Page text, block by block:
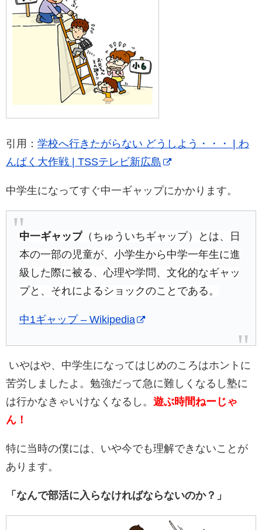
引用： 学校へ行きたがらない どうしよう・・・ | わ
んぱく大作戦 | TSSテレビ新広島
中学生になってすぐ中一ギャップにかかります。
中一ギャップ（ちゅういちギャップ）とは、日
本の一部の児童が、小学生から中学一年生に進
級した際に被る、心理や学問、文化的なギャッ
プと、それによるショックのことである。
中1ギャップ – Wikipedia
いやはや、中学生になってはじめのころはホントに
苦労しましたよ。 勉強だって急に難しくなるし塾に
は行かなきゃいけなくなるし。 遊ぶ時間ねーじゃ
ん！
特に当時の僕には、いや今でも理解できないことが
あります。
「なんで部活に入らなければならないのか？」